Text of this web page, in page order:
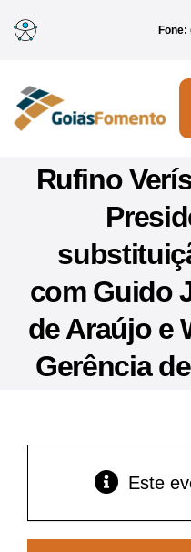
para
conteúdo
Fone:
Institucional
Atendimento
Sustentabilidade
Rufino
com Guido
de Araújo e
Gerência
Este